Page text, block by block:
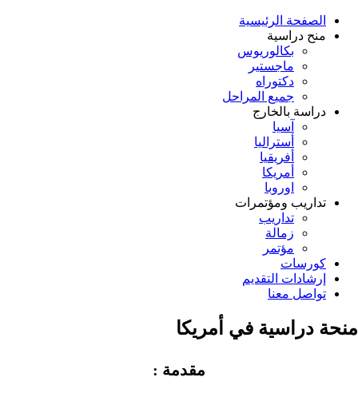
الصفحة الرئيسية
منح دراسية
بكالوريوس
ماجستير
دكتوراه
جميع المراحل
دراسة بالخارج
آسيا
أستراليا
أفريقيا
أمريكا
اوروبا
تداريب ومؤتمرات
تداريب
زمالة
مؤتمر
كورسات
إرشادات التقديم
تواصل معنا
منحة دراسية في أمريكا
مقدمة :